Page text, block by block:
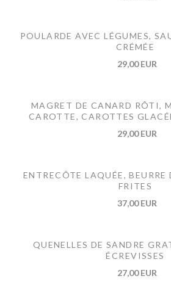
POULARDE AVEC LÉGUMES,
CRÉMÉE
29,00 EUR
MAGRET DE CANARD RÔTI,
CAROTTE, CAROTTES
29,00 EUR
ENTRECÔTE LAQUÉE,
FRITES
37,00 EUR
QUENELLES DE SANDRE
ÉCREVISSES
27,00 EUR